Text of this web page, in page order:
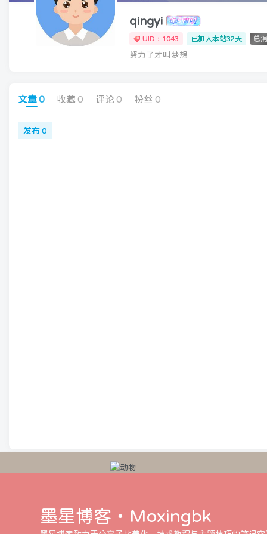
qingyi
UID：1043 已加入本站32天 总
努力了才叫梦想
文章0 收藏 0 评论 0 粉丝 0
发布 0
墨星博客・Moxingbk